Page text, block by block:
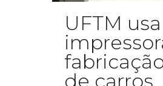
UFTM usa
de carros